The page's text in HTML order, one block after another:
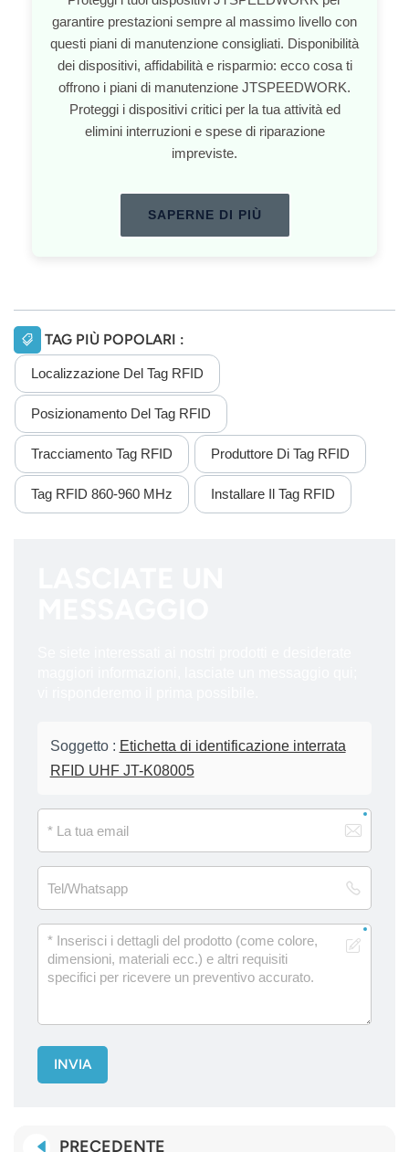
garantire prestazioni sempre al massimo livello con
questi piani di manutenzione consigliati. Disponibilità
dei dispositivi, affidabilità e risparmio: ecco cosa ti
offrono i piani di manutenzione JTSPEEDWORK.
Proteggi i dispositivi critici per la tua attività ed
elimini interruzioni e spese di riparazione
impreviste.
SAPERNE DI PIÙ
TAG PIÙ POPOLARI :
Localizzazione Del Tag RFID
Posizionamento Del Tag RFID
Tracciamento Tag RFID Produttore Di Tag RFID
Tag RFID 860-960 MHz Installare Il Tag RFID
Soggetto : Etichetta di identificazione interrata
RFID UHF JT-K08005
INVIA
PRECEDENTE